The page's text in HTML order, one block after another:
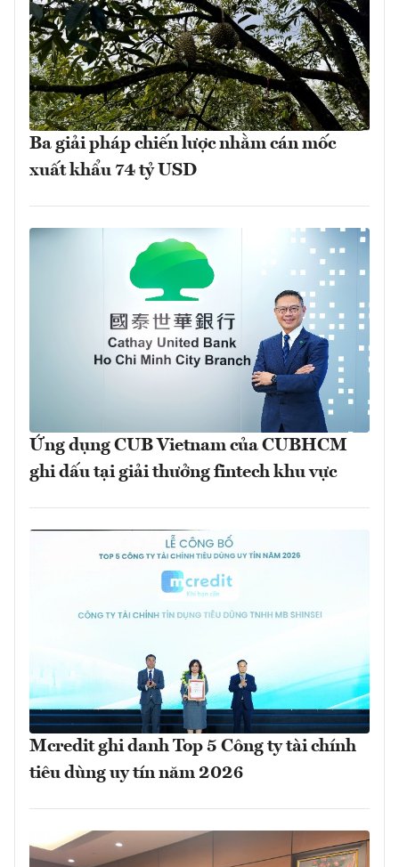
Ba giải pháp chiến lược nhằm cán mốc
xuất khẩu 74 tỷ USD
Ứng dụng CUB Vietnam của CUBHCM
ghi dấu tại giải thưởng fintech khu vực
Mcredit ghi danh Top 5 Công ty tài chính
tiêu dùng uy tín năm 2026